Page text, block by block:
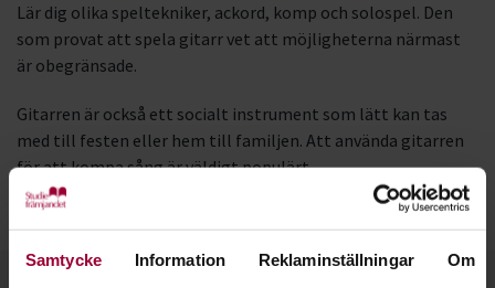
Samtycke Information Reklaminställningar Om
Lär dig olika speltekniker, ackord, komp och solospel. Den
som provat att spela gitarr vet att möjligheterna närmast
är obegränsade.
Gitarren är också ett socialt instrument som lätt kan tas
med till festen eller hem till familjen. Att använda gitarren
för att kompa sång är väldigt populärt.
Läs gärna mer om att spela gitarr på vår sajt Musikakuten.